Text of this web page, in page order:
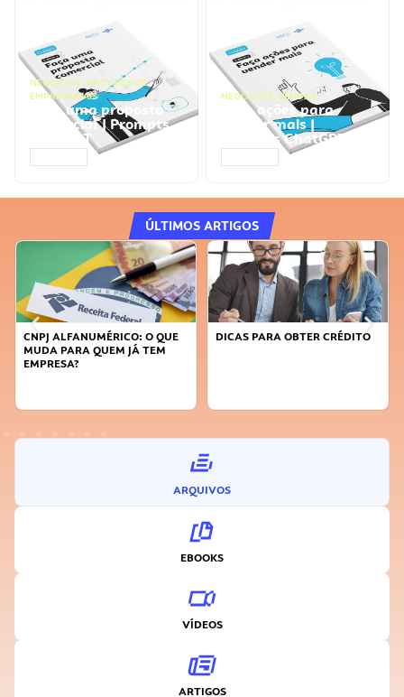
NEGÓCIOS, PROCESSOS
EMPRESARIAIS
Faça uma proposta
comercial | Prompts
ChatGPT
NEGÓCIOS, VENDAS
Faça ações para
vender mais |
Prompts ChatGPT
ÚLTIMOS ARTIGOS
DICAS PARA OBTER CRÉDITO
FAÇA A DIFERENÇA: SEJA
ARQUIVOS
EBOOKS
VÍDEOS
ARTIGOS